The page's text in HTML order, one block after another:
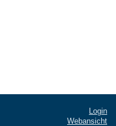
Login
Webansicht